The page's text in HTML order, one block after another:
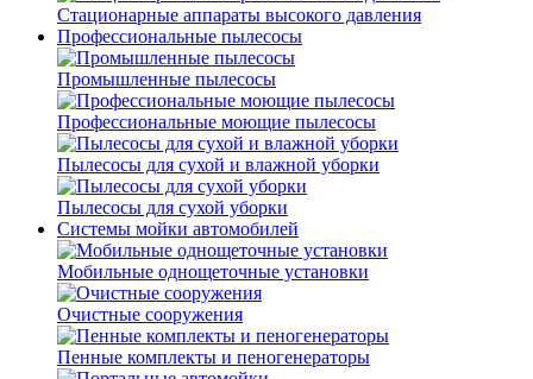
Стационарные аппараты высокого давления
Профессиональные пылесосы
Промышленные пылесосы
Профессиональные моющие пылесосы
Пылесосы для сухой и влажной уборки
Пылесосы для сухой уборки
Системы мойки автомобилей
Мобильные однощеточные установки
Очистные сооружения
Пенные комплекты и пеногенераторы